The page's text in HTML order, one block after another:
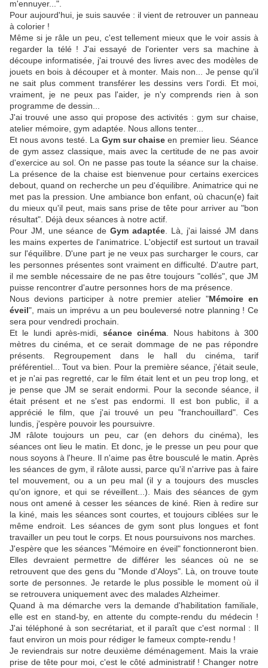
m'ennuyer...".
Pour aujourd'hui, je suis sauvée : il vient de retrouver un panneau
à colorier !
Même si je râle un peu, c'est tellement mieux que le voir assis à
regarder la télé ! J'ai essayé de l'orienter vers sa machine à
découpe informatisée, j'ai trouvé des livres avec des modèles de
jouets en bois à découper et à monter. Mais non... Je pense qu'il
ne sait plus comment transférer les dessins vers l'ordi. Et moi,
vraiment, je ne peux pas l'aider, je n'y comprends rien à son
programme de dessin...
J'ai trouvé une asso qui propose des activités : gym sur chaise,
atelier mémoire, gym adaptée. Nous allons tenter...
Et nous avons testé. La Gym sur chaise en premier lieu. Séance
de gym assez classique, mais avec la certitude de ne pas avoir
d'exercice au sol. On ne passe pas toute la séance sur la chaise.
La présence de la chaise est bienvenue pour certains exercices
debout, quand on recherche un peu d'équilibre. Animatrice qui ne
met pas la pression. Une ambiance bon enfant, où chacun(e) fait
du mieux qu'il peut, mais sans prise de tête pour arriver au "bon
résultat". Déjà deux séances à notre actif.
Pour JM, une séance deGym adaptée. Là, j'ai laissé JM dans
les mains expertes de l'animatrice. L'objectif est surtout un travail
sur l'équilibre. D'une part je ne veux pas surcharger le cours, car
les personnes présentes sont vraiment en difficulté. D'autre part,
il me semble nécessaire de ne pas être toujours "collés", que JM
puisse rencontrer d'autre personnes hors de ma présence.
Nous devions participer à notre premier atelier "Mémoire en
éveil", mais un imprévu a un peu bouleversé notre planning ! Ce
sera pour vendredi prochain.
Et le lundi après-midi,séance cinéma. Nous habitons à 300
mètres du cinéma, et ce serait dommage de ne pas répondre
présents. Regroupement dans le hall du cinéma, tarif
préférentiel... Tout va bien. Pour la première séance, j'était seule,
et je n'ai pas regretté, car le film était lent et un peu trop long, et
je pense que JM se serait endormi. Pour la seconde séance, il
était présent et ne s'est pas endormi. Il est bon public, il a
apprécié le film, que j'ai trouvé un peu "franchouillard". Ces
lundis, j'espère pouvoir les poursuivre.
JM râlote toujours un peu, car (en dehors du cinéma), les
séances ont lieu le matin. Et donc, je le presse un peu pour que
nous soyons à l'heure. Il n'aime pas être bousculé le matin. Après
les séances de gym, il râlote aussi, parce qu'il n'arrive pas à faire
tel mouvement, ou a un peu mal (il y a toujours des muscles
qu'on ignore, et qui se réveillent...). Mais des séances de gym
nous ont amené à cesser les séances de kiné. Rien à redire sur
la kiné, mais les séances sont courtes, et toujours ciblées sur le
même endroit. Les séances de gym sont plus longues et font
travailler un peu tout le corps. Et nous poursuivons nos marches.
J'espère que les séances "Mémoire en éveil" fonctionneront bien.
Elles devraient permettre de différer les séances où ne se
retrouvent que des gens du "Monde d'Aloys". Là, on trouve toute
sorte de personnes. Je retarde le plus possible le moment où il
se retrouvera uniquement avec des malades Alzheimer.
Quand à ma démarche vers la demande d'habilitation familiale,
elle est en stand-by, en attente du compte-rendu du médecin !
J'ai téléphoné à son secrétariat, et il paraît que c'est normal : Il
faut environ un mois pour rédiger le fameux compte-rendu !
Je reviendrais sur notre deuxième déménagement. Mais la vraie
prise de tête pour moi, c'est le côté administratif ! Changer notre